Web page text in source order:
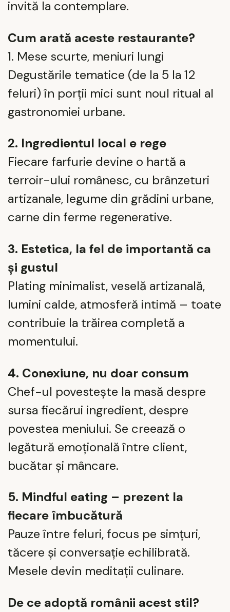
invită la contemplare.
Cum arată aceste restaurante?
1. Mese scurte, meniuri lungi
Degustările tematice (de la 5 la 12
feluri) în porții mici sunt noul ritual al
gastronomiei urbane.
2. Ingredientul local e rege
Fiecare farfurie devine o hartă a
terroir-ului românesc, cu brânzeturi
artizanale, legume din grădini urbane,
carne din ferme regenerative.
3. Estetica, la fel de importantă ca
și gustul
Plating minimalist, veselă artizanală,
lumini calde, atmosferă intimă – toate
contribuie la trăirea completă a
momentului.
4. Conexiune, nu doar consum
Chef-ul povestește la masă despre
sursa fiecărui ingredient, despre
povestea meniului. Se creează o
legătură emoțională între client,
bucătar și mâncare.
5. Mindful eating – prezent la
fiecare îmbucătură
Pauze între feluri, focus pe simțuri,
tăcere și conversație echilibrată.
Mesele devin meditații culinare.
De ce adoptă românii acest stil?